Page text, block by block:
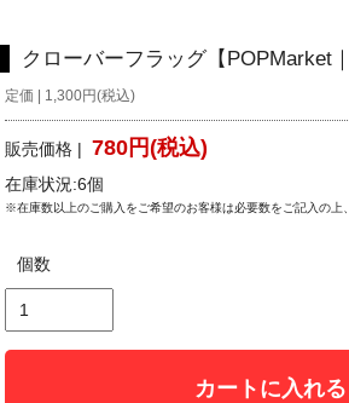
クローバーフラッグ【POPMarket｜
定価 | 1,300円(税込)
販売価格 |780円(税込)
在庫状況:6個
※在庫数以上のご購入をご希望のお客様は必要数をご記入の上
個数
カートに入れる